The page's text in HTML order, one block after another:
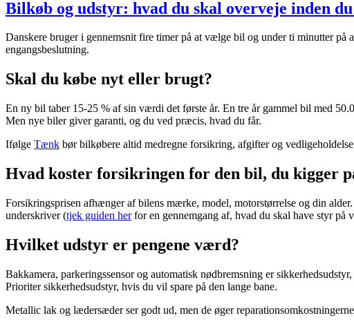
Bilkøb og udstyr: hvad du skal overveje inden
Danskere bruger i gennemsnit fire timer på at vælge bil og under ti minutter
engangsbeslutning.
Skal du købe nyt eller brugt?
En ny bil taber 15-25 % af sin værdi det første år. En tre år gammel bil med
Men nye biler giver garanti, og du ved præcis, hvad du får.
Ifølge Tænk bør bilkøbere altid medregne forsikring, afgifter og
Hvad koster forsikringen for den bil, du kigger
Forsikringsprisen afhænger af bilens mærke, model, motorstørrelse og din
underskriver (tjek guiden herfor en gennemgang af, hvad du skal have styr på
Hvilket udstyr er pengene værd?
Bakkamera, parkeringssensor og automatisk nødbremsning er
Prioriter sikkerhedsudstyr, hvis du vil spare på den lange bane.
Metallic lak og lædersæder ser godt ud, men de øger